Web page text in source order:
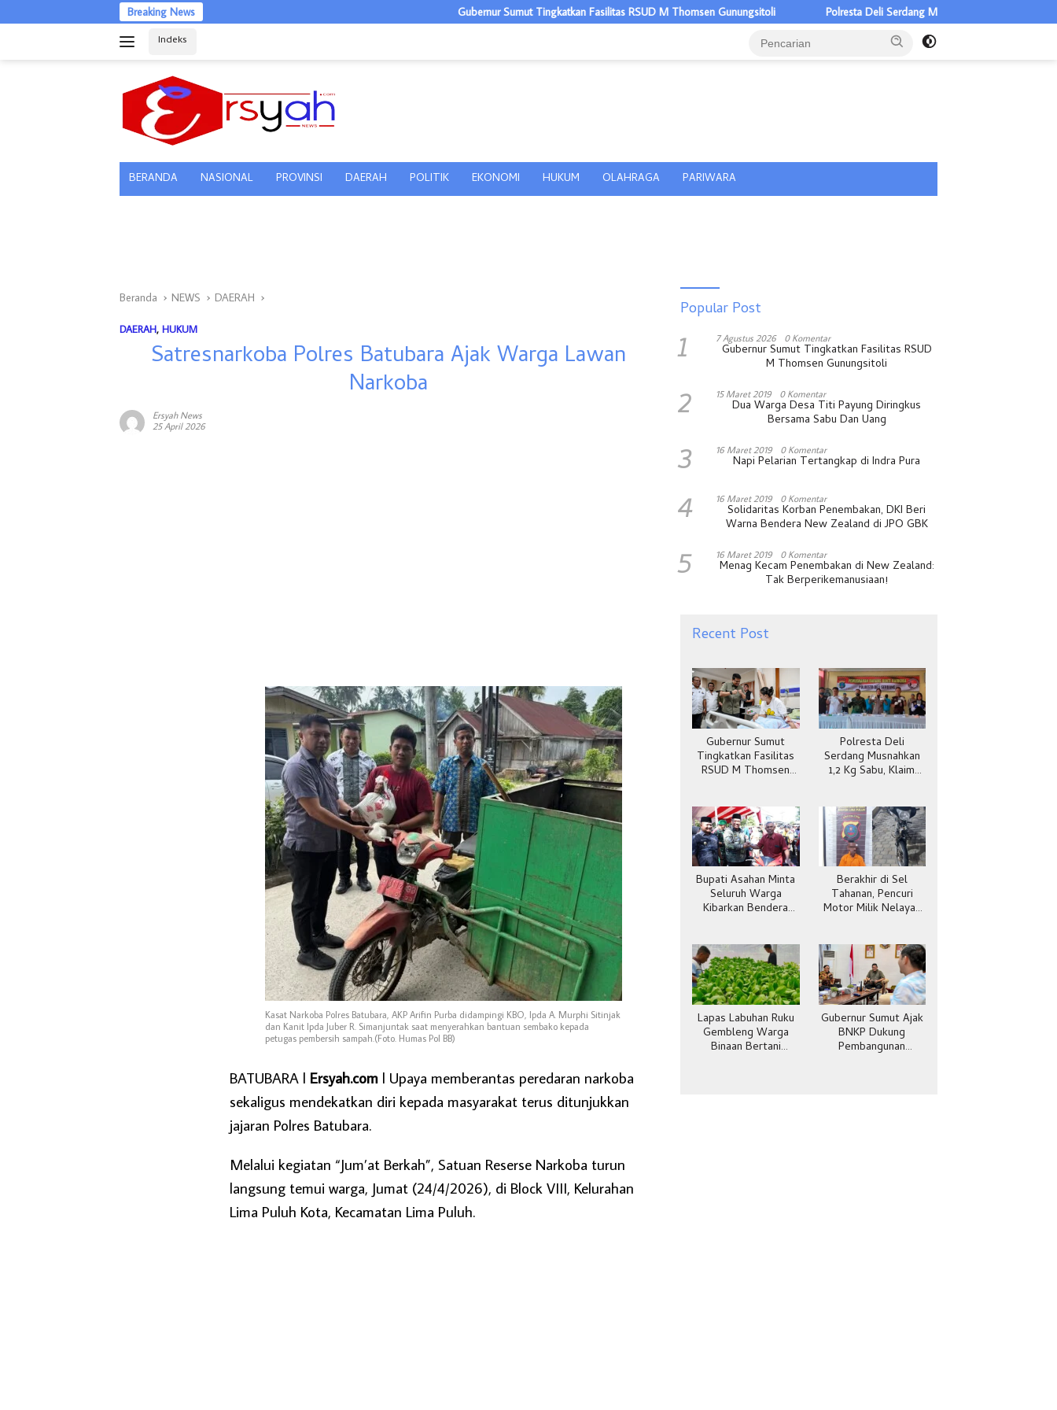
Breaking News Gubernur Sumut Tingkatkan Fasilitas RSUD M Thomsen Gunungsitoli Polresta Deli Serdang Musnahkan 1,2 Kg Sabu, Klaim Selamatkan
Indeks
BERANDA NASIONAL PROVINSI DAERAH POLITIK EKONOMI HUKUM OLAHRAGA PARIWARA
Beranda NEWS DAERAH
DAERAH, HUKUM
Satresnarkoba Polres Batubara Ajak Warga Lawan
Narkoba
Ersyah News
25 April 2026
Kasat Narkoba Polres Batubara, AKP Arifin Purba didampingi KBO, Ipda A. Murphi Sitinjak
dan Kanit Ipda Juber R. Simanjuntak saat menyerahkan bantuan sembako kepada
petugas pembersih sampah.(Foto. Humas Pol BB)
BATUBARA l Ersyah.com l Upaya memberantas peredaran narkoba
sekaligus mendekatkan diri kepada masyarakat terus ditunjukkan
jajaran Polres Batubara.
Melalui kegiatan “Jum’at Berkah”, Satuan Reserse Narkoba turun
langsung temui warga, Jumat (24/4/2026), di Block VIII, Kelurahan
Lima Puluh Kota, Kecamatan Lima Puluh.
Popular Post
1 7 Agustus 2026 0 Komentar
Gubernur Sumut Tingkatkan Fasilitas RSUD
M Thomsen Gunungsitoli
2 15 Maret 2019 0 Komentar
Dua Warga Desa Titi Payung Diringkus
Bersama Sabu Dan Uang
3 16 Maret 2019 0 Komentar
Napi Pelarian Tertangkap di Indra Pura
4 16 Maret 2019 0 Komentar
Solidaritas Korban Penembakan, DKI Beri
Warna Bendera New Zealand di JPO GBK
5 16 Maret 2019 0 Komentar
Menag Kecam Penembakan di New Zealand:
Tak Berperikemanusiaan!
Recent Post
Gubernur Sumut
Tingkatkan Fasilitas
RSUD M Thomsen
Polresta Deli
Serdang Musnahkan
1,2 Kg Sabu, Klaim
Bupati Asahan Minta
Seluruh Warga
Kibarkan Bendera
Berakhir di Sel
Tahanan, Pencuri
Motor Milik Nelayan
Lapas Labuhan Ruku
Gembleng Warga
Binaan Bertani
Gubernur Sumut Ajak
BNKP Dukung
Pembangunan